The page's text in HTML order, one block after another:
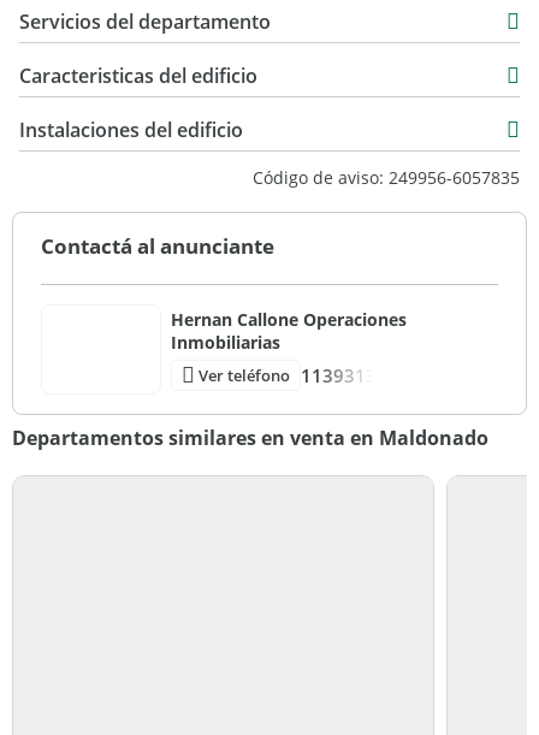
Servicios del departamento
Caracteristicas del edificio
Primera Categoria
Instalaciones del edificio
Código de aviso: 249956-6057835
Contactá al anunciante
Hernan Callone Operaciones
Inmobiliarias
Ver teléfono 1139313
Departamentos similares en venta en Maldonado